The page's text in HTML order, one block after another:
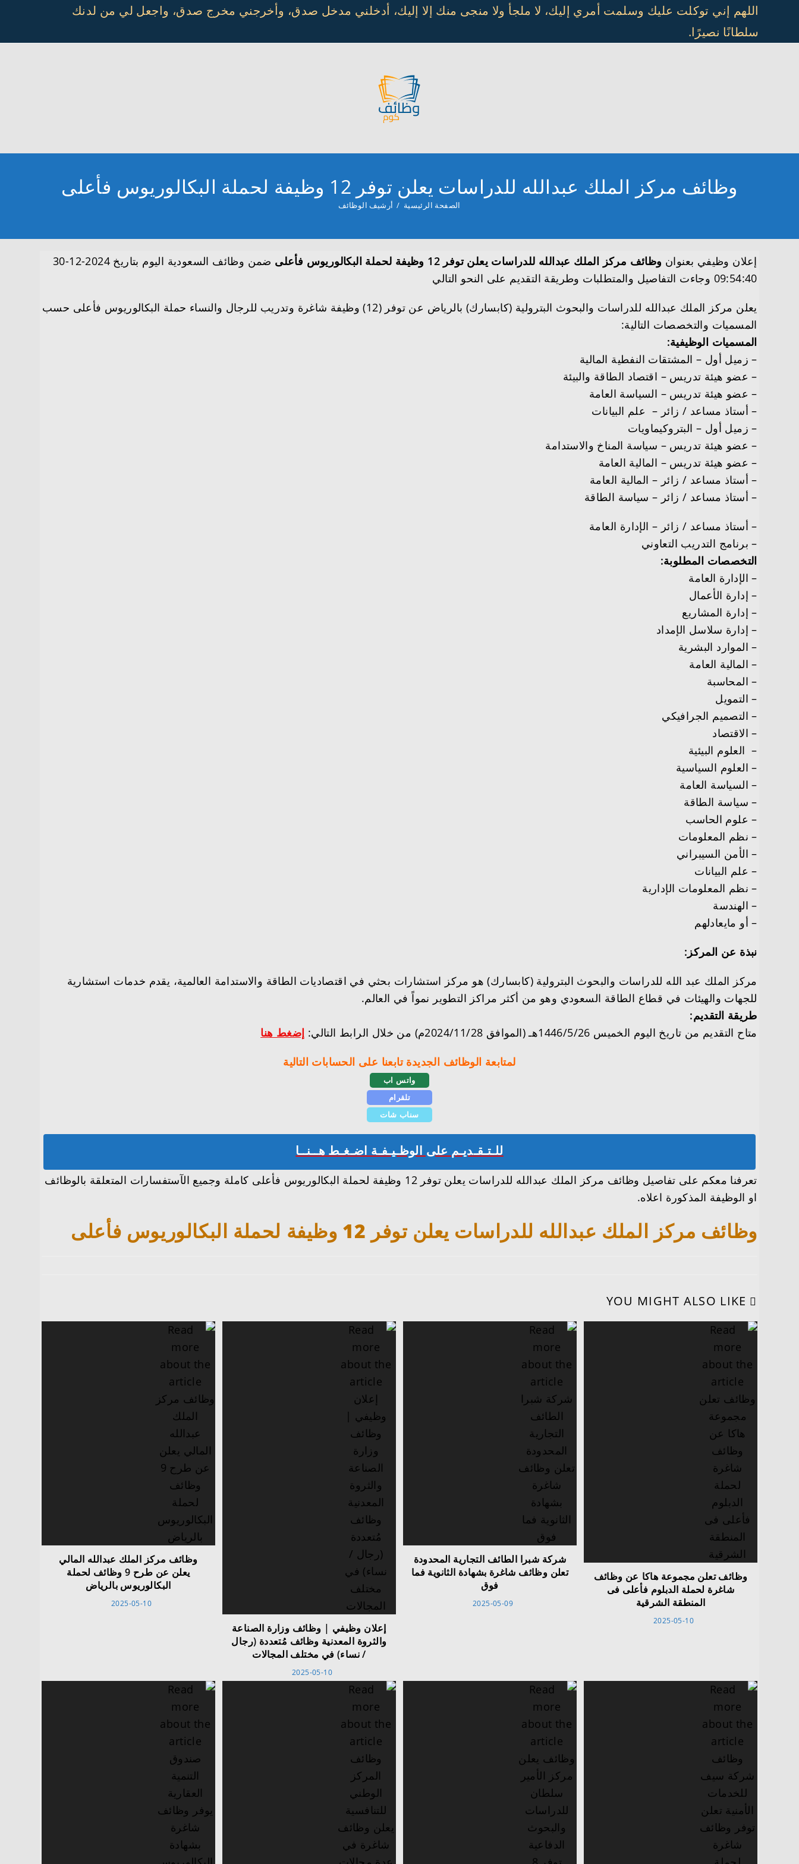
content
اللهم إني توكلت عليك وسلمت أمري إليك، لا ملجأ ولا منجى منك إلا إليك، أدخلني مدخل صدق، وأخرجني مخرج صدق، واجعل لي من لدنك
سلطانًا نصيرًا.
وظائف مركز الملك عبدالله للدراسات يعلن توفر 12 وظيفة لحملة البكالوريوس فأعلى
الصفحة الرئيسية / أرشيف الوظائف
إعلان وظيفي بعنوان وظائف مركز الملك عبدالله للدراسات يعلن توفر 12 وظيفة لحملة البكالوريوس فأعلى
ضمن وظائف السعودية اليوم بتاريخ 2024-12-30
09:54:40 وجاءت التفاصيل والمتطلبات وطريقة التقديم على النحو التالي
يعلن مركز الملك عبدالله للدراسات والبحوث البترولية (كابسارك) بالرياض عن توفر (12) وظيفة شاغرة وتدريب للرجال والنساء حملة البكالوريوس فأعلى حسب
المسميات والتخصصات التالية:
المسميات الوظيفية:
– زميل أول – المشتقات النفطية المالية
– عضو هيئة تدريس – اقتصاد الطاقة والبيئة
– عضو هيئة تدريس – السياسة العامة
– أستاذ مساعد / زائر – علم البيانات
– زميل أول – البتروكيماويات
– عضو هيئة تدريس – سياسة المناخ والاستدامة
– عضو هيئة تدريس – المالية العامة
– أستاذ مساعد / زائر – المالية العامة
– أستاذ مساعد / زائر – سياسة الطاقة
– أستاذ مساعد / زائر – الإدارة العامة
– برنامج التدريب التعاوني
التخصصات المطلوبة:
– الإدارة العامة
– إدارة الأعمال
– إدارة المشاريع
– إدارة سلاسل الإمداد
– الموارد البشرية
– المالية العامة
– المحاسبة
– التمويل
– التصميم الجرافيكي
– الاقتصاد
– العلوم البيئية
– العلوم السياسية
– السياسة العامة
– سياسة الطاقة
– علوم الحاسب
– نظم المعلومات
– الأمن السيبراني
– علم البيانات
– نظم المعلومات الإدارية
– الهندسة
– أو مايعادلهم
نبذة عن المركز:
مركز الملك عبد الله للدراسات والبحوث البترولية (كابسارك) هو مركز استشارات بحثي في اقتصاديات الطاقة والاستدامة العالمية، يقدم خدمات استشارية
للجهات والهيئات في قطاع الطاقة السعودي وهو من أكثر مراكز التطوير نمواً في العالم.
طريقة التقديم:
متاح التقديم من تاريخ اليوم الخميس 1446/5/26هـ (الموافق 2024/11/28م) من خلال الرابط التالي:
إضغط هنا
لمتابعة الوظائف الجديدة تابعنا على الحسابات التالية
واتس اب
تلقرام
سناب شات
للـتـقـديـم على الوظـيـفـة اضـغـط هــنــا
تعرفنا معكم على تفاصيل وظائف مركز الملك عبدالله للدراسات يعلن توفر 12 وظيفة لحملة البكالوريوس فأعلى كاملة وجميع الآستفسارات المتعلقة بالوظائف
او الوظيفة المذكورة اعلاه.
وظائف مركز الملك عبدالله للدراسات يعلن توفر 12 وظيفة لحملة البكالوريوس فأعلى
YOU MIGHT ALSO LIKE
وظائف مركز الملك عبدالله المالي
يعلن عن طرح 9 وظائف لحملة
البكالوريوس بالرياض
2025-05-10
إعلان وظيفي | وظائف وزارة الصناعة
والثروة المعدنية وظائف مُتعددة (رجال
/ نساء) في مختلف المجالات
2025-05-10
شركة شبرا الطائف التجارية المحدودة
تعلن وظائف شاغرة بشهادة الثانوية فما
فوق
2025-05-09
وظائف تعلن مجموعة هاكا‬⁩ عن وظائف
شاغرة لحملة الدبلوم فأعلى فى
المنطقة الشرقية
2025-05-10